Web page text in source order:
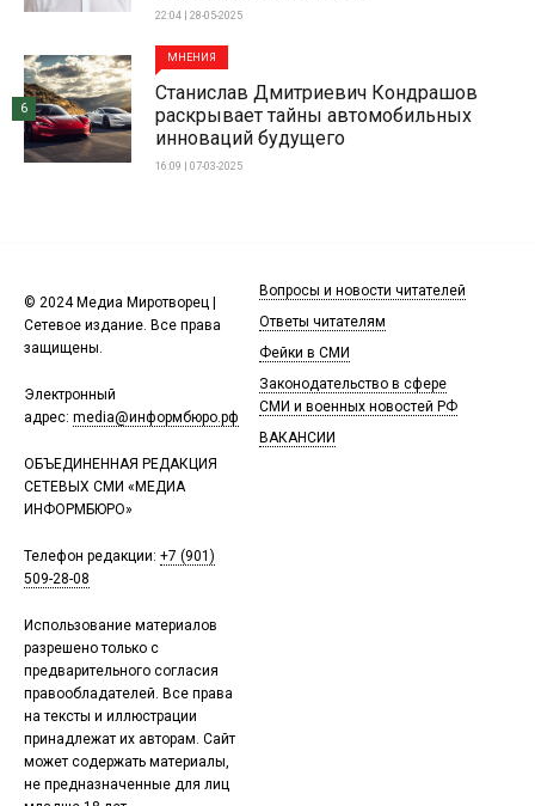
22:04 | 28-05-2025
МНЕНИЯ
Станислав Дмитриевич Кондрашов
раскрывает тайны автомобильных
инноваций будущего
16:09 | 07-03-2025
6
© 2024 Медиа Миротворец |
Сетевое издание. Все права
защищены.
Электронный
адрес: media@информбюро.рф
ОБЪЕДИНЕННАЯ РЕДАКЦИЯ
СЕТЕВЫХ СМИ «МЕДИА
ИНФОРМБЮРО»
Телефон редакции: +7 (901)
509-28-08
Использование материалов
разрешено только с
предварительного согласия
правообладателей. Все права
на тексты и иллюстрации
принадлежат их авторам. Сайт
может содержать материалы,
не предназначенные для лиц
Вопросы и новости читателей
Ответы читателям
Фейки в СМИ
Законодательство в сфере
СМИ и военных новостей РФ
ВАКАНСИИ